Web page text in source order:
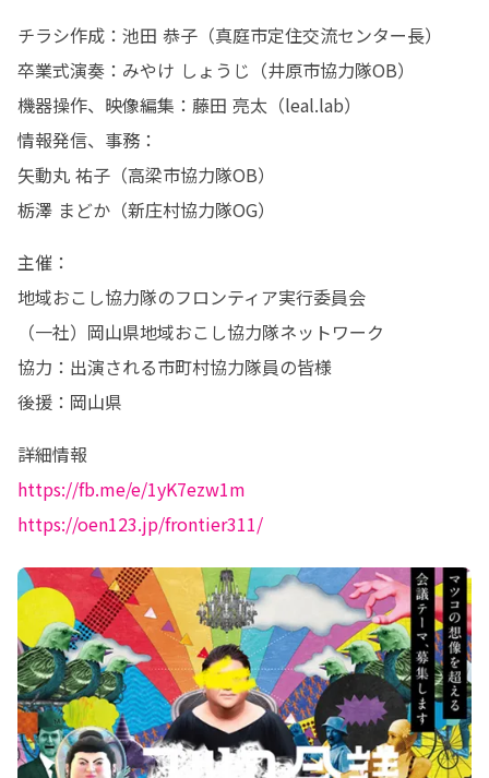
チラシ作成：池田 恭子（真庭市定住交流センター長）
卒業式演奏：みやけ しょうじ（井原市協力隊OB）
機器操作、映像編集：藤田 亮太（leal.lab）
情報発信、事務：
矢動丸 祐子（高梁市協力隊OB）
栃澤 まどか（新庄村協力隊OG）
主催：
地域おこし協力隊のフロンティア実行委員会
（一社）岡山県地域おこし協力隊ネットワーク
協力：出演される市町村協力隊員の皆様
後援：岡山県
https://fb.me/e/1yK7ezw1m
https://oen123.jp/frontier311/